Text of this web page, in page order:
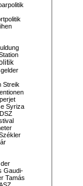
Streik
Syriza
Gaudi-
Tamás